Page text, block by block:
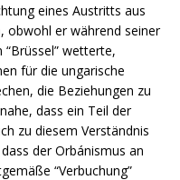
eines Austritts aus
obwohl er während seiner
wetterte,
für die ungarische
die Beziehungen zu
dass ein Teil der
zu diesem Verständnis
der Orbánismus an
“Verbuchung”